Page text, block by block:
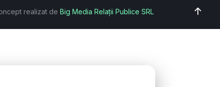
realizat de Big Media Relații Publice SRL